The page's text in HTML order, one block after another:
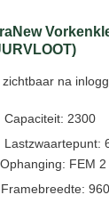
zichtbaar na
Capaciteit: 2300
Lastzwaartepunt:
Ophanging: FEM 2
Framebreedte: 960